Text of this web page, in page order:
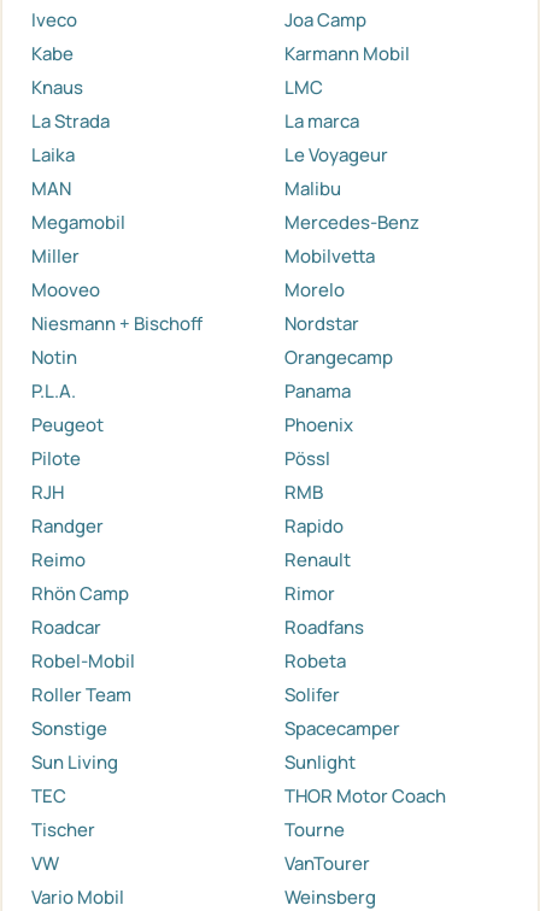
Iveco
Joa Camp
Kabe
Karmann Mobil
Knaus
LMC
La Strada
La marca
Laika
Le Voyageur
MAN
Malibu
Megamobil
Mercedes-Benz
Miller
Mobilvetta
Mooveo
Morelo
Niesmann + Bischoff
Nordstar
Notin
Orangecamp
P.L.A.
Panama
Peugeot
Phoenix
Pilote
Pössl
RJH
RMB
Randger
Rapido
Reimo
Renault
Rhön Camp
Rimor
Roadcar
Roadfans
Robel-Mobil
Robeta
Roller Team
Solifer
Sonstige
Spacecamper
Sun Living
Sunlight
TEC
THOR Motor Coach
Tischer
Tourne
VW
VanTourer
Vario Mobil
Weinsberg